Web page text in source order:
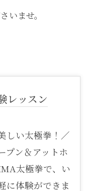
いませ。
レッスン
しい太極拳！／
プン＆アットホ
太極拳で、い
に体験ができま